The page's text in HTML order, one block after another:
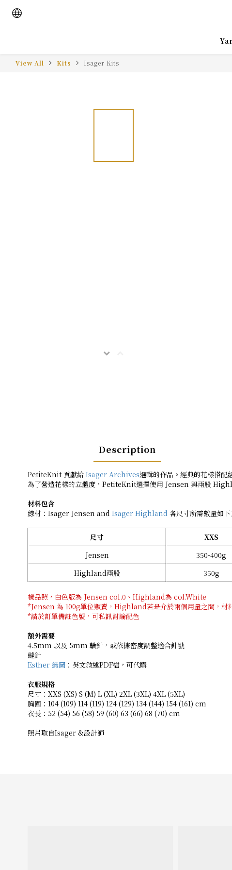
View All Kits Isager Kits
Description
PetiteKnit 貢獻給 Isager Archives選輯的作品。經典的花樣搭
為了營造花樣的立體度，PetiteKnit選擇使用 Jensen 與兩股
材料包含
線材：Isager Jensen and Isager Highland 各尺寸所需數量如
尺寸 XXS
Jensen
350-400g
Highland兩股
350g
樣品照，白色版為 Jensen col.0、Highland為 col.White
*Jensen 為 100g單位販賣，Highland若是介於兩個用量之間，材
*請於訂單備註色號，可私訊討論配色
額外需要
4.5mm 以及 5mm 輪針，或依據密度調整適合針號
縫針
Esther 織圖 ：英文敘述PDF檔，可代購
衣服規格
尺寸：XXS (XS) S (M) L (XL) 2XL (3XL) 4XL (5XL)
胸圍：104 (109) 114 (119) 124 (129) 134 (144) 154 (161) cm
衣長：52 (54) 56 (58) 59 (60) 63 (66) 68 (70) cm
照片取自Isager &設計師